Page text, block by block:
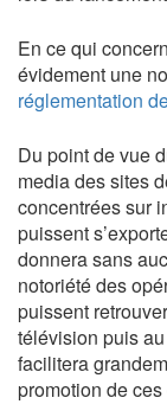
En ce qui
évidement une
réglementation
Du point de vue
media des sites
concentrées sur
puissent
donnera sans
notoriété des
puissent
télévision puis
facilitera
promotion de